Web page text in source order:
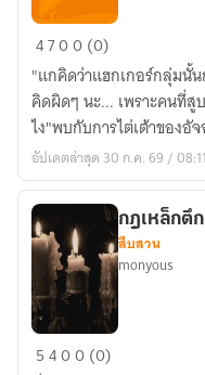
THE
THIRD
HACKER:
แฮกเกอร์
คน
ที่
สาม
กุม
ชะตา
หมื่น
ล้าน
4700 (0)
"แกคิดว่าแฮกเกอร์กลุ่มนั้น
คิดผิดๆ นะ... เพราะคนที่สู
ไง"พบกับการไต่เต้าของอั
อัปเดตล่าสุด 30 ก.ค. 69 /
กฎ
กฎเหล็กตึ
สืบสวน
monyous
5400 (0)